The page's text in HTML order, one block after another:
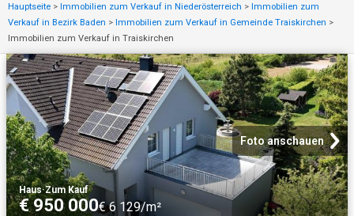
Hauptseite > Immobilien zum Verkauf in Niederösterreich > Immobilien zum
Verkauf in Bezirk Baden > Immobilien zum Verkauf in Gemeinde Traiskirchen >
Immobilien zum Verkauf in Traiskirchen
Foto anschauen
Haus·Zum Kauf
€ 950 000€ 6 129/m²